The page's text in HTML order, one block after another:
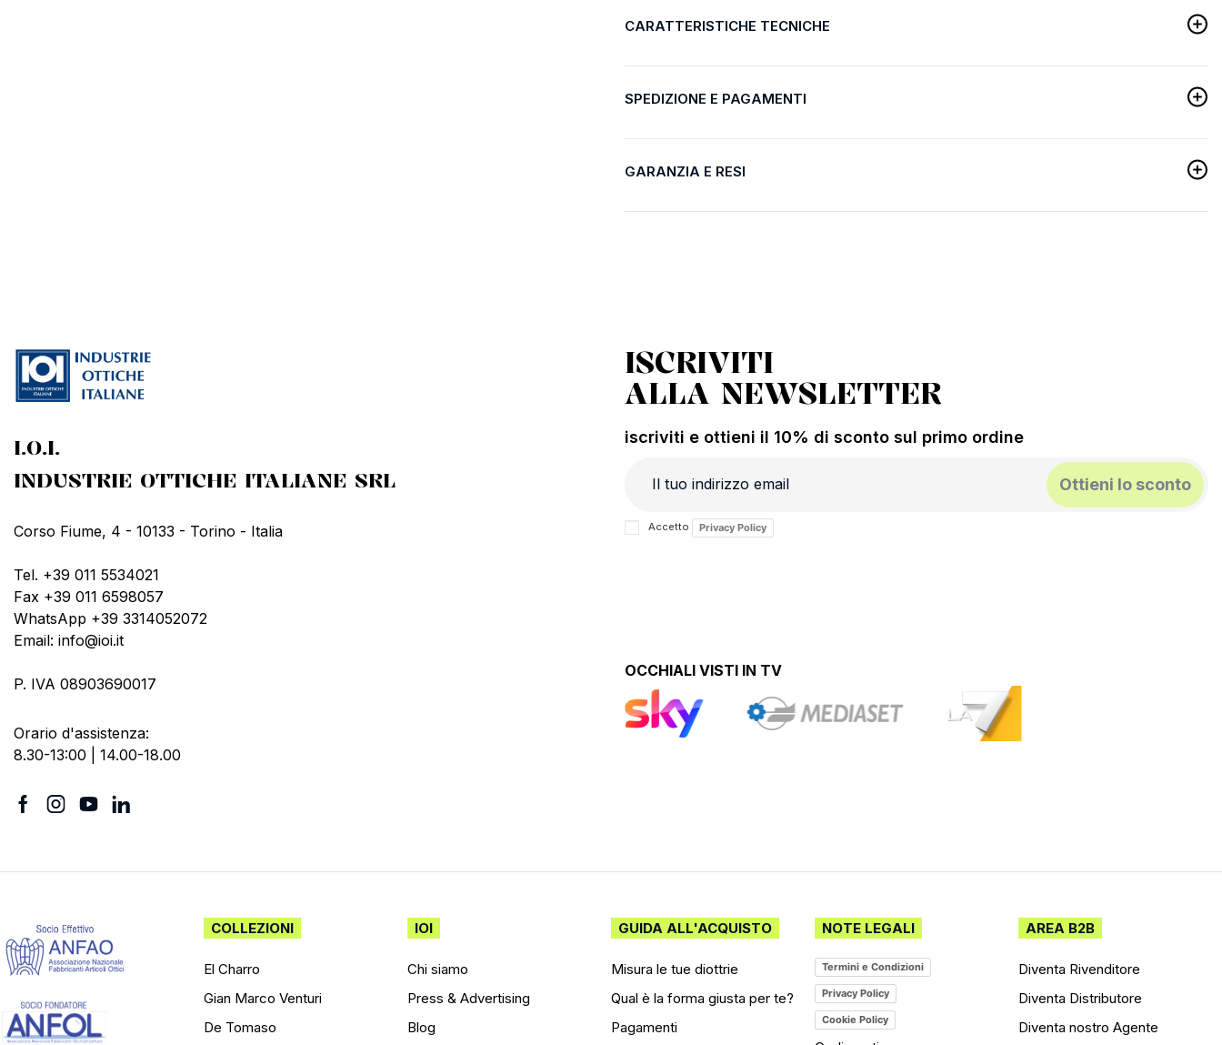
CARATTERISTICHE TECNICHE
SPEDIZIONE E PAGAMENTI
GARANZIA E RESI
I.O.I.
INDUSTRIE OTTICHE ITALIANE SRL
Corso Fiume, 4 - 10133 - Torino - Italia
Tel. +39 011 5534021
Fax +39 011 6598057
WhatsApp +39 3314052072
Email: info@ioi.it
P. IVA 08903690017
Orario d'assistenza:
8.30-13:00 | 14.00-18.00
ISCRIVITI
ALLA NEWSLETTER
iscriviti e ottieni il 10% di sconto sul primo ordine
Ottieni lo sconto
Accetto Privacy Policy
OCCHIALI VISTI IN TV
COLLEZIONI
El Charro
Gian Marco Venturi
De Tomaso
IOI
Chi siamo
Press & Advertising
Blog
GUIDA ALL'ACQUISTO
Misura le tue diottrie
Qual è la forma giusta per te?
Pagamenti
NOTE LEGALI
Termini e Condizioni
Privacy Policy
Cookie Policy
AREA B2B
Diventa Rivenditore
Diventa Distributore
Diventa nostro Agente